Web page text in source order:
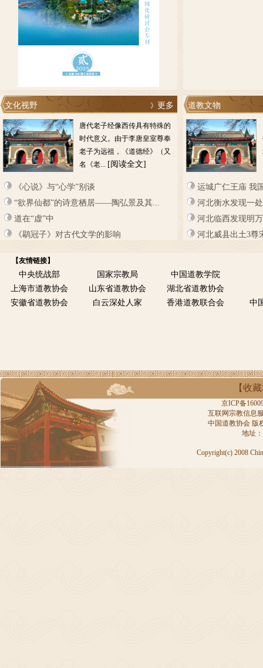
文化视野 》 更多
唐代老子经像西传具有特殊的
时代意义。由于李唐皇室尊奉
老子为远祖，《道德经》（又
名《老... [阅读全文]
《心说》与“心学”别谈
“欲界仙都”的诗意栖居——陶弘景及其...
道在“虚”中
《鹖冠子》对古代文学的影响
道教文物
运城广仁王庙 我
河北衡水发现一
河北临西发现明
河北威县出土3尊
【友情链接】
中央统战部 国家宗教局
中国道教学院
上海市道教协会
山东省道教协会
湖北省道教协会
安徽省道教协会
白云深处人家 香港道教联合会 中